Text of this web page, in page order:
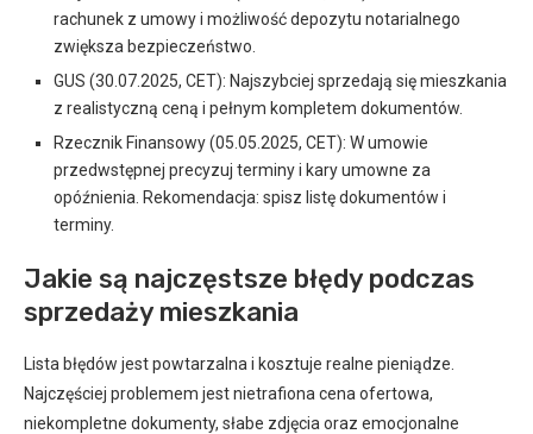
rachunek z umowy i możliwość depozytu notarialnego
zwiększa bezpieczeństwo.
GUS (30.07.2025, CET): Najszybciej sprzedają się mieszkania
z realistyczną ceną i pełnym kompletem dokumentów.
Rzecznik Finansowy (05.05.2025, CET): W umowie
przedwstępnej precyzuj terminy i kary umowne za
opóźnienia. Rekomendacja: spisz listę dokumentów i
terminy.
Jakie są najczęstsze błędy podczas
sprzedaży mieszkania
Lista błędów jest powtarzalna i kosztuje realne pieniądze.
Najczęściej problemem jest nietrafiona cena ofertowa,
niekompletne dokumenty, słabe zdjęcia oraz emocjonalne